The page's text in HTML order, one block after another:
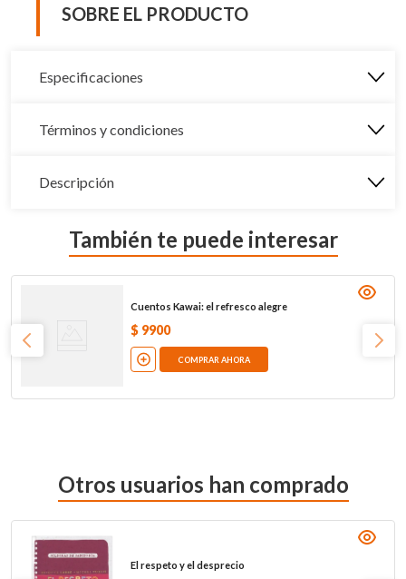
SOBRE EL PRODUCTO
Especificaciones
Términos y condiciones
Descripción
También te puede interesar
Cuentos Kawai: el refresco alegre
$ 9900
COMPRAR AHORA
Otros usuarios han comprado
El respeto y el desprecio